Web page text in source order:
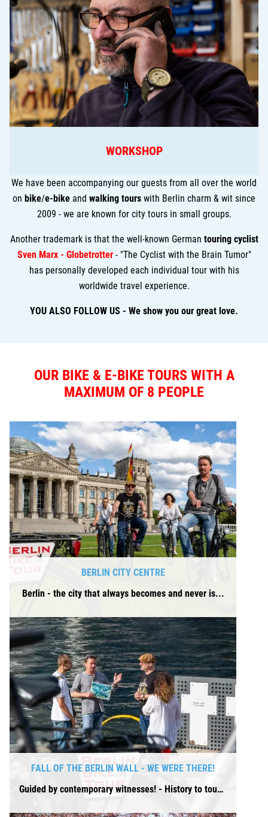
WORKSHOP
We have been accompanying our guests from all over the world
on bike/e-bike and walking tours with Berlin charm & wit since
2009 - we are known for city tours in small groups.
Another trademark is that the well-known German touring cyclist
Sven Marx - Globetrotter- "The Cyclist with the Brain Tumor"
has personally developed each individual tour with his
worldwide travel experience.
YOU ALSO FOLLOW US - We show you our great love.
OUR BIKE & E-BIKE TOURS WITH A
MAXIMUM OF 8 PEOPLE
BERLIN CITY CENTRE
Berlin - the city that always becomes and never is...
FALL OF THE BERLIN WALL - WE WERE THERE!
Guided by contemporary witnesses! - History to touch.